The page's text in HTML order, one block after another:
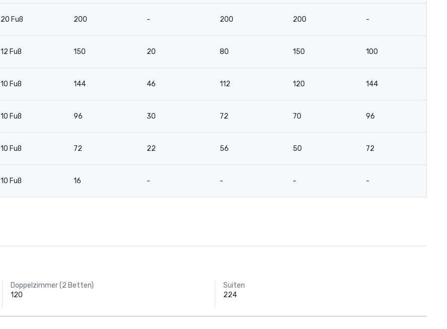
20 Fuß 200 - 200 200 -
12 Fuß 150 20 80 150 100
10 Fuß 144 46 112 120 144
10 Fuß 96 30 72 70 96
10 Fuß 72 22 56 50 72
10 Fuß 16 - - - -
Doppelzimmer (2 Betten)
120
Suiten
224